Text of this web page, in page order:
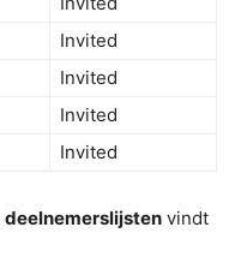
Invited
Invited
Invited
Invited
deelnemerslijsten vindt